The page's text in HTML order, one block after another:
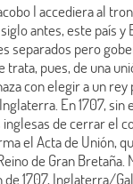
I accediera al
antes, este país y
separados pero
trata, pues, de una
con elegir a un
En 1707, sin
inglesas de cerrar el
el Acta de Unión,
de Gran Bretaña.
de 1707, Inglaterra/